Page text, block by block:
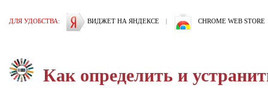
ДЛЯ УДОБСТВА: ВИДЖЕТ НА ЯНДЕКСЕ | CHROME WEB STORE
Как определить и